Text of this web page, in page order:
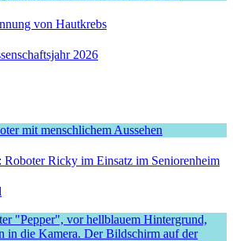
von Hautkrebs
2026
Ricky im Einsatz im Seniorenheim